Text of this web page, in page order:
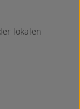
lokalen